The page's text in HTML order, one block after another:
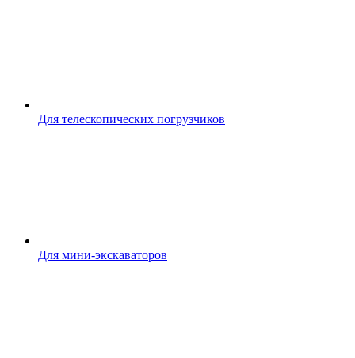
Для телескопических погрузчиков
Для мини-экскаваторов